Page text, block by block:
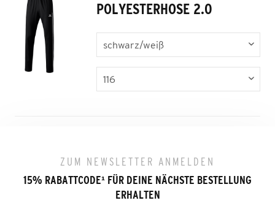
POLYESTERHOSE 2.0
ZUM NEWSLETTER ANMELDEN
15% RABATTCODE¹ FÜR DEINE NÄCHSTE BESTELLUNG
ERHALTEN